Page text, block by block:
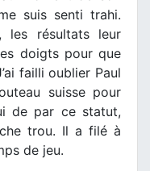
suis senti trahi.
les résultats leur
doigts pour que
failli oublier Paul
suisse pour
de par ce statut,
trou. Il a filé à
de jeu.